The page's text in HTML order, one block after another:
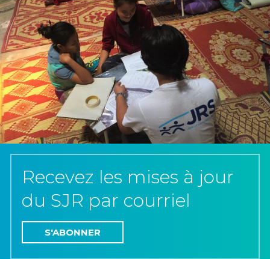
Recevez les mises à jour
du SJR par courriel
S'ABONNER